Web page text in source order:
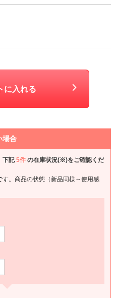
に入れる
場合
下記5件 の在庫状況(※)をご確認くだ
。商品の状態（新品同様～使用感